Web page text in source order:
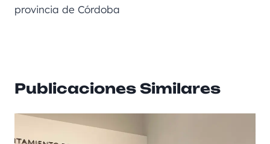
provincia de Córdoba
Publicaciones Similares